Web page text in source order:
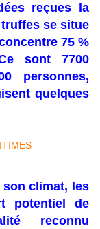
reçues la
se situe
75 %
sont 7700
personnes,
quelques
climat, les
potentiel de
reconnu